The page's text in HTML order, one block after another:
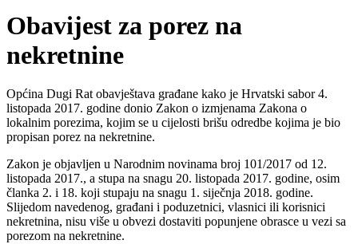
Obavijest za porez na
nekretnine
Općina Dugi Rat obavještava građane kako je Hrvatski sabor 4.
listopada 2017. godine donio Zakon o izmjenama Zakona o
lokalnim porezima, kojim se u cijelosti brišu odredbe kojima je bio
propisan porez na nekretnine.
Zakon je objavljen u Narodnim novinama broj 101/2017 od 12.
listopada 2017., a stupa na snagu 20. listopada 2017. godine, osim
članka 2. i 18. koji stupaju na snagu 1. siječnja 2018. godine.
Slijedom navedenog, građani i poduzetnici, vlasnici ili korisnici
nekretnina, nisu više u obvezi dostaviti popunjene obrasce u vezi sa
porezom na nekretnine.